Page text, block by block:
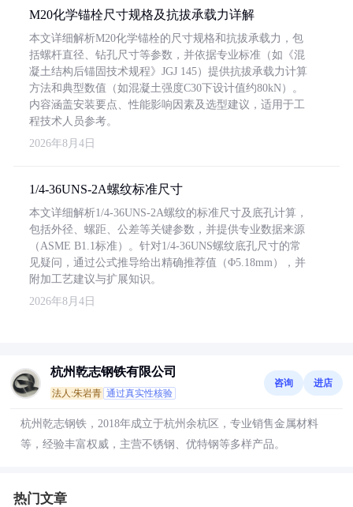
M20化学锚栓尺寸规格及抗拔承载力详解
本文详细解析M20化学锚栓的尺寸规格和抗拔承载力，包
括螺杆直径、钻孔尺寸等参数，并依据专业标准（如《混
凝土结构后锚固技术规程》JGJ 145）提供抗拔承载力计算
方法和典型数值（如混凝土强度C30下设计值约80kN）。
内容涵盖安装要点、性能影响因素及选型建议，适用于工
程技术人员参考。
2026年8月4日
1/4-36UNS-2A螺纹标准尺寸
本文详细解析1/4-36UNS-2A螺纹的标准尺寸及底孔计算，
包括外径、螺距、公差等关键参数，并提供专业数据来源
（ASME B1.1标准）。针对1/4-36UNS螺纹底孔尺寸的常
见疑问，通过公式推导给出精确推荐值（Φ5.18mm），并
附加工艺建议与扩展知识。
2026年8月4日
杭州乾志钢铁有限公司
法人:朱岩青 通过真实性核验
咨询 进店
杭州乾志钢铁，2018年成立于杭州余杭区，专业销售金属材料
等，经验丰富权威，主营不锈钢、优特钢等多样产品。
热门文章